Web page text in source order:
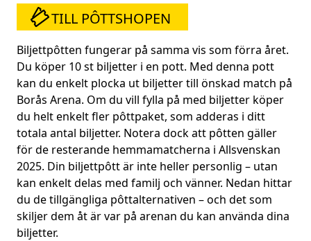
TILL PÔTTSHOPEN
Biljettpôtten fungerar på samma vis som förra året.
Du köper 10 st biljetter i en pott. Med denna pott
kan du enkelt plocka ut biljetter till önskad match på
Borås Arena. Om du vill fylla på med biljetter köper
du helt enkelt fler pôttpaket, som adderas i ditt
totala antal biljetter. Notera dock att pôtten gäller
för de resterande hemmamatcherna i Allsvenskan
2025. Din biljettpôtt är inte heller personlig – utan
kan enkelt delas med familj och vänner. Nedan hittar
du de tillgängliga pôttalternativen – och det som
skiljer dem åt är var på arenan du kan använda dina
biljetter.